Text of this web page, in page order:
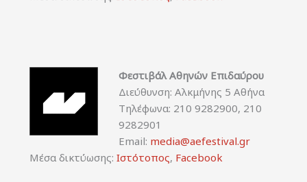
Φεστιβάλ Αθηνών Επιδαύρου
Διεύθυνση: Αλκμήνης 5 Αθήνα
Τηλέφωνα: 210 9282900, 210
9282901
Email: media@aefestival.gr
Μέσα δικτύωσης: Ιστότοπος, Facebook